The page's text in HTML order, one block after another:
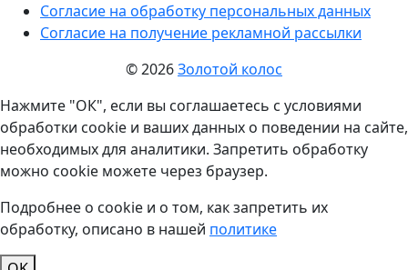
Согласие на обработку персональных данных
Согласие на получение рекламной рассылки
© 2026Золотой колос
Нажмите "ОК", если вы соглашаетесь с условиями
обработки cookie и ваших данных о поведении на сайте,
необходимых для аналитики. Запретить обработку
можно cookie можете через браузер.
Подробнее о cookie и о том, как запретить их
обработку, описано в нашей политике